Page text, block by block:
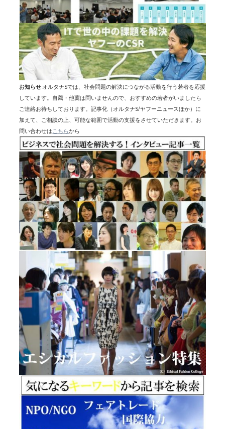
お知らせ オルタナSでは、社会問題の解決につながる活動を行う若者を応援
しています。自薦・他薦は問いませんので、おすすめの若者がいましたら
ご連絡お待ちしております。記事化（オルタナS/ヤフーニュースほか）に
加えて、ご相談の上、可能な範囲で活動の支援をさせていただきます。お
問い合わせは こちらから